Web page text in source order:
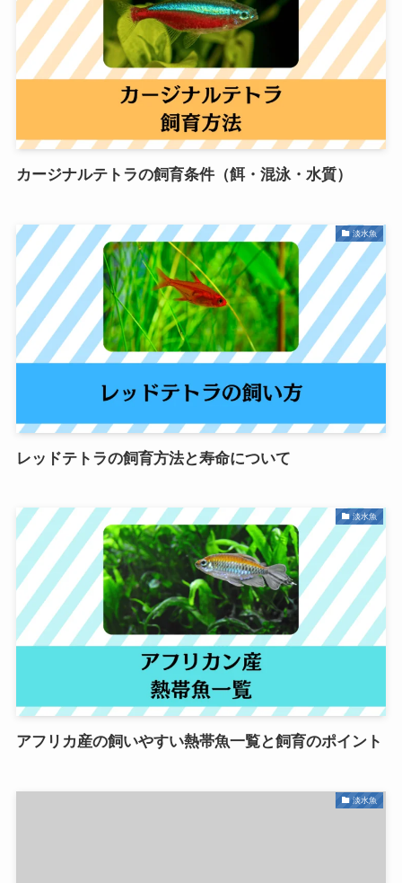
カージナルテトラの飼育条件（餌・混泳・水質）
淡水魚
レッドテトラの飼育方法と寿命について
淡水魚
アフリカ産の飼いやすい熱帯魚一覧と飼育のポイント
淡水魚